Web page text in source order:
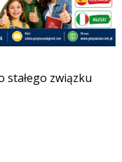
Tumblr
0 Reddit Share
stałego związku